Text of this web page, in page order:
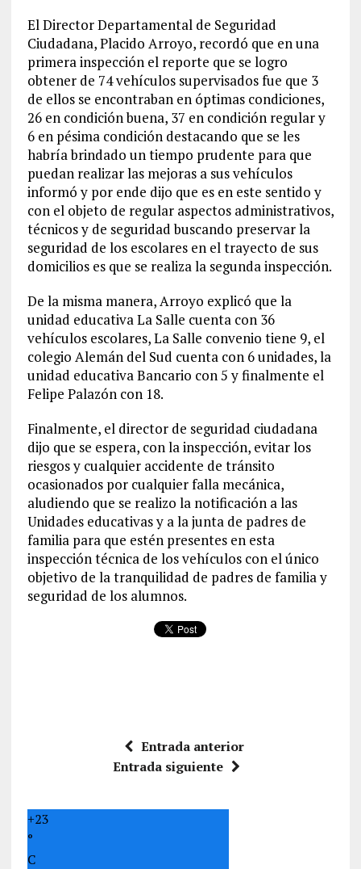
El Director Departamental de Seguridad
Ciudadana, Placido Arroyo, recordó que en una
primera inspección el reporte que se logro
obtener de 74 vehículos supervisados fue que 3
de ellos se encontraban en óptimas condiciones,
26 en condición buena, 37 en condición regular y
6 en pésima condición destacando que se les
habría brindado un tiempo prudente para que
puedan realizar las mejoras a sus vehículos
informó y por ende dijo que es en este sentido y
con el objeto de regular aspectos administrativos,
técnicos y de seguridad buscando preservar la
seguridad de los escolares en el trayecto de sus
domicilios es que se realiza la segunda inspección.
De la misma manera, Arroyo explicó que la
unidad educativa La Salle cuenta con 36
vehículos escolares, La Salle convenio tiene 9, el
colegio Alemán del Sud cuenta con 6 unidades, la
unidad educativa Bancario con 5 y finalmente el
Felipe Palazón con 18.
Finalmente, el director de seguridad ciudadana
dijo que se espera, con la inspección, evitar los
riesgos y cualquier accidente de tránsito
ocasionados por cualquier falla mecánica,
aludiendo que se realizo la notificación a las
Unidades educativas y a la junta de padres de
familia para que estén presentes en esta
inspección técnica de los vehículos con el único
objetivo de la tranquilidad de padres de familia y
seguridad de los alumnos.
Entrada anterior
Entrada siguiente
+23
°
C